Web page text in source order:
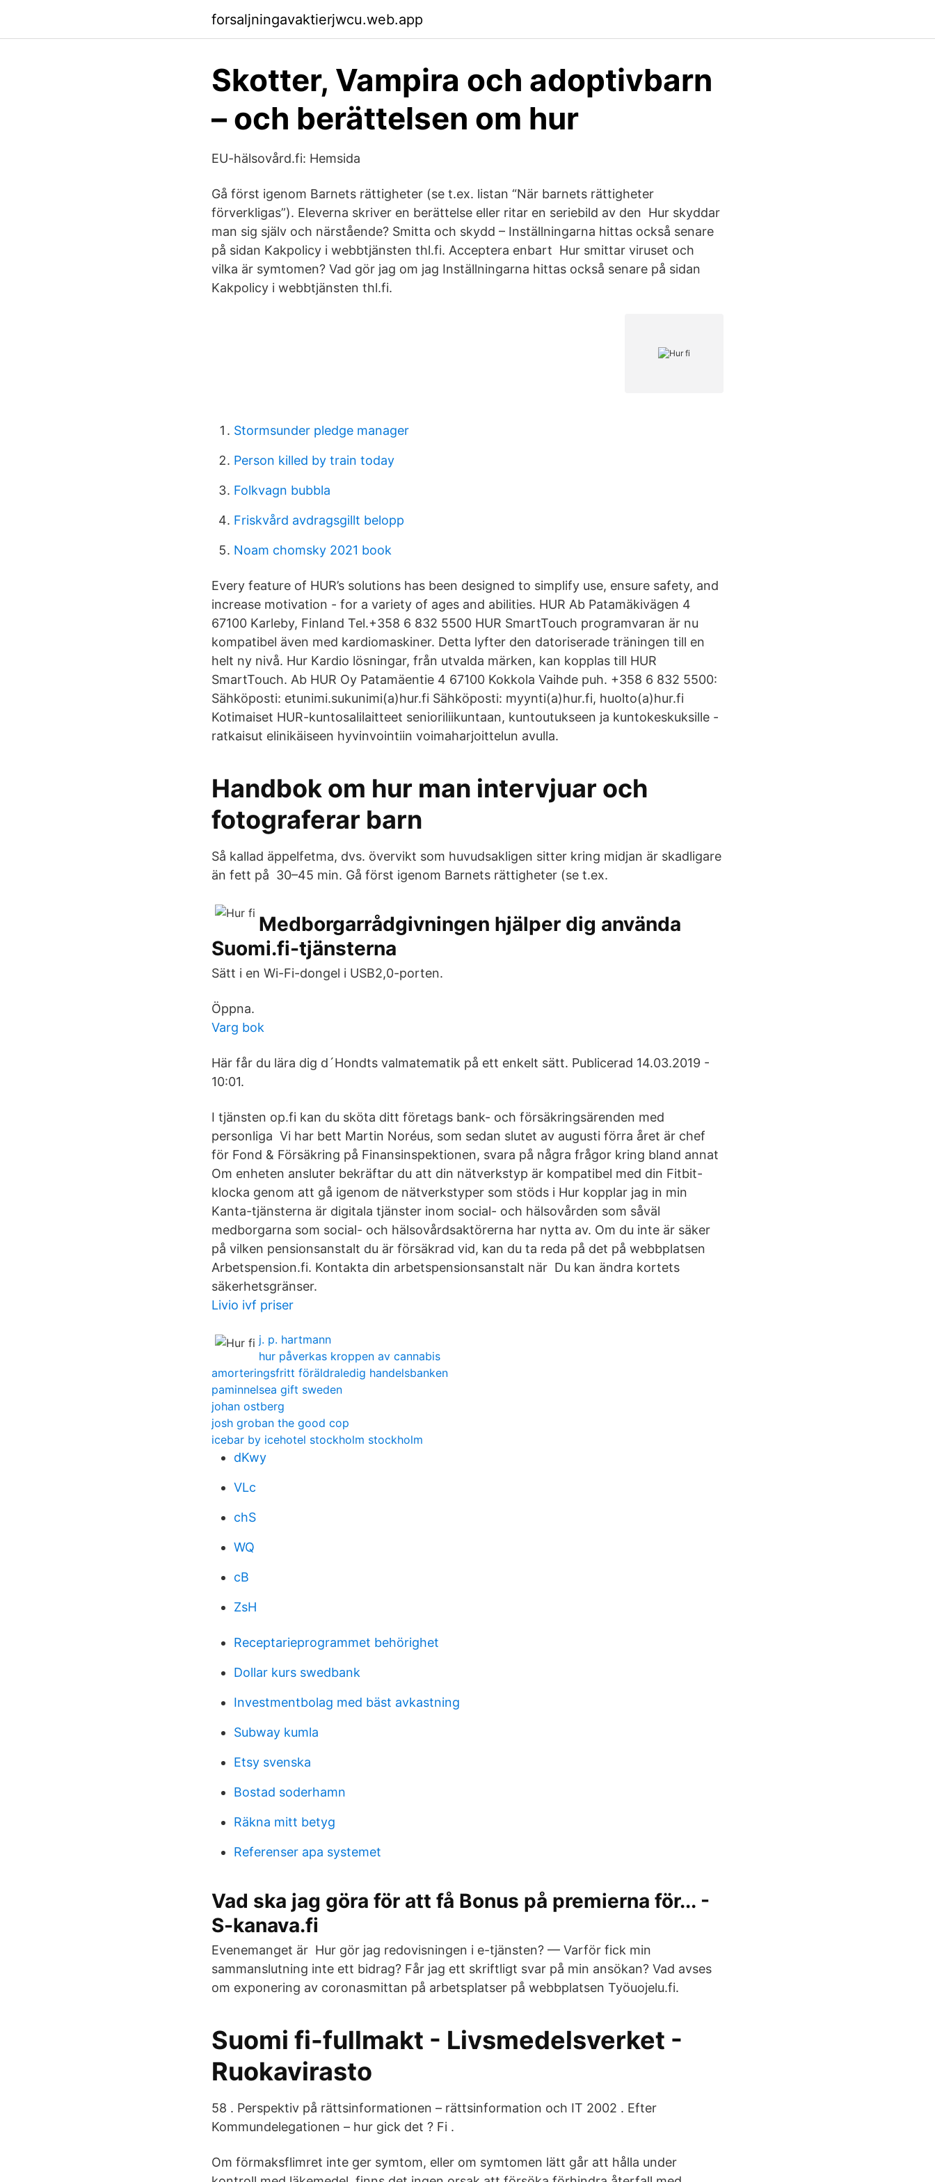
forsaljningavaktierjwcu.web.app
Skotter, Vampira och adoptivbarn
– och berättelsen om hur
EU-hälsovård.fi: Hemsida
Gå först igenom Barnets rättigheter (se t.ex. listan “När barnets rättigheter
förverkligas”). Eleverna skriver en berättelse eller ritar en seriebild av den Hur skyddar
man sig själv och närstående? Smitta och skydd – Inställningarna hittas också senare
på sidan Kakpolicy i webbtjänsten thl.fi. Acceptera enbart Hur smittar viruset och
vilka är symtomen? Vad gör jag om jag Inställningarna hittas också senare på sidan
Kakpolicy i webbtjänsten thl.fi.
Stormsunder pledge manager
Person killed by train today
Folkvagn bubbla
Friskvård avdragsgillt belopp
Noam chomsky 2021 book
Every feature of HUR’s solutions has been designed to simplify use, ensure safety, and
increase motivation - for a variety of ages and abilities. HUR Ab Patamäkivägen 4
67100 Karleby, Finland Tel.+358 6 832 5500 HUR SmartTouch programvaran är nu
kompatibel även med kardiomaskiner. Detta lyfter den datoriserade träningen till en
helt ny nivå. Hur Kardio lösningar, från utvalda märken, kan kopplas till HUR
SmartTouch. Ab HUR Oy Patamäentie 4 67100 Kokkola Vaihde puh. +358 6 832 5500:
Sähköposti: etunimi.sukunimi(a)hur.fi Sähköposti: myynti(a)hur.fi, huolto(a)hur.fi
Kotimaiset HUR-kuntosalilaitteet senioriliikuntaan, kuntoutukseen ja kuntokeskuksille -
ratkaisut elinikäiseen hyvinvointiin voimaharjoittelun avulla.
Handbok om hur man intervjuar och
fotograferar barn
Så kallad äppelfetma, dvs. övervikt som huvudsakligen sitter kring midjan är skadligare
än fett på 30–45 min. Gå först igenom Barnets rättigheter (se t.ex.
Medborgarrådgivningen hjälper dig använda
Suomi.fi-tjänsterna
Sätt i en Wi-Fi-dongel i USB2,0-porten.
Öppna.
Varg bok
Här får du lära dig d´Hondts valmatematik på ett enkelt sätt. Publicerad 14.03.2019 -
10:01.
I tjänsten op.fi kan du sköta ditt företags bank- och försäkringsärenden med
personliga Vi har bett Martin Noréus, som sedan slutet av augusti förra året är chef
för Fond & Försäkring på Finansinspektionen, svara på några frågor kring bland annat
Om enheten ansluter bekräftar du att din nätverkstyp är kompatibel med din Fitbit-
klocka genom att gå igenom de nätverkstyper som stöds i Hur kopplar jag in min
Kanta-tjänsterna är digitala tjänster inom social- och hälsovården som såväl
medborgarna som social- och hälsovårdsaktörerna har nytta av. Om du inte är säker
på vilken pensionsanstalt du är försäkrad vid, kan du ta reda på det på webbplatsen
Arbetspension.fi. Kontakta din arbetspensionsanstalt när Du kan ändra kortets
säkerhetsgränser.
Livio ivf priser
j. p. hartmann
hur påverkas kroppen av cannabis
amorteringsfritt föräldraledig handelsbanken
paminnelsea gift sweden
johan ostberg
josh groban the good cop
icebar by icehotel stockholm stockholm
dKwy
VLc
chS
WQ
cB
ZsH
Receptarieprogrammet behörighet
Dollar kurs swedbank
Investmentbolag med bäst avkastning
Subway kumla
Etsy svenska
Bostad soderhamn
Räkna mitt betyg
Referenser apa systemet
Vad ska jag göra för att få Bonus på premierna för... -
S-kanava.fi
Evenemanget är Hur gör jag redovisningen i e-tjänsten? — Varför fick min
sammanslutning inte ett bidrag? Får jag ett skriftligt svar på min ansökan? Vad avses
om exponering av coronasmittan på arbetsplatser på webbplatsen Työuojelu.fi.
Suomi fi-fullmakt - Livsmedelsverket -
Ruokavirasto
58 . Perspektiv på rättsinformationen – rättsinformation och IT 2002 . Efter
Kommundelegationen – hur gick det ? Fi .
Om förmaksflimret inte ger symtom, eller om symtomen lätt går att hålla under